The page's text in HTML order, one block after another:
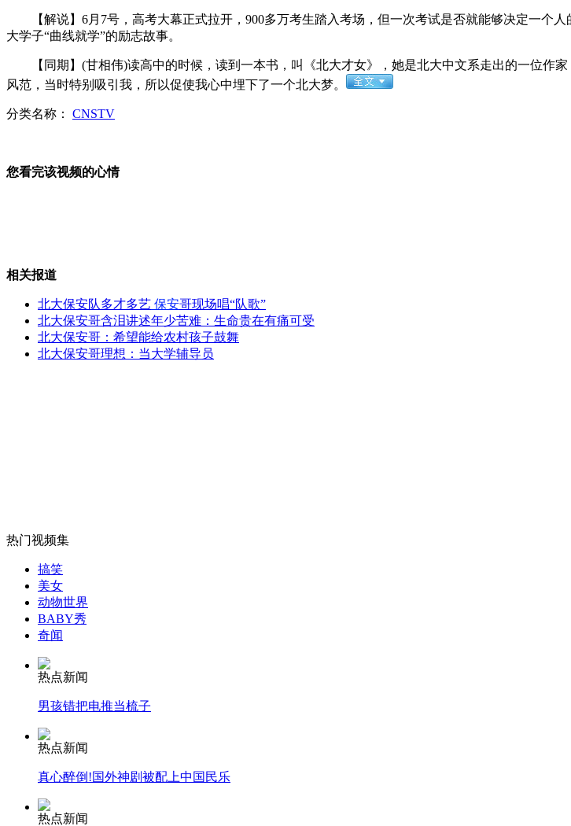
"宋朝状元"贴心穿越 为考生送粥
江苏南京83岁老人再战高考
无痛分娩是否安全 医生回应
外交部：反对强权政治霸凌主义
外交部：有关国家言论片面不公正
【解说】6月7号，高考大幕正式拉开，900多万考生踏入考场，但一次考试是否就能够决定一个
大学子“曲线就学”的励志故事。
【同期】(甘相伟)读高中的时候，读到一本书，叫《北大才女》，她是北大中文系走出的一位作
风范，当时特别吸引我，所以促使我心中埋下了一个北大梦。
分类名称： CNSTV
您看完该视频的心情
相关报道
北大保安队多才多艺 保安哥现场唱“队歌”
北大保安哥含泪讲述年少苦难：生命贵在有痛可受
北大保安哥：希望能给农村孩子鼓舞
北大保安哥理想：当大学辅导员
热门视频集
搞笑
美女
动物世界
BABY秀
奇闻
热点新闻
男孩错把电推当梳子
热点新闻
真心醉倒!国外神剧被配上中国民乐
热点新闻